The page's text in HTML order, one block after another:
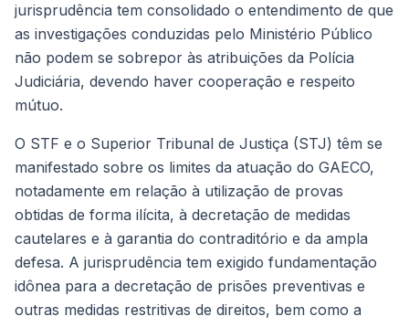
jurisprudência tem consolidado o entendimento de que
as investigações conduzidas pelo Ministério Público
não podem se sobrepor às atribuições da Polícia
Judiciária, devendo haver cooperação e respeito
mútuo.
O STF e o Superior Tribunal de Justiça (STJ) têm se
manifestado sobre os limites da atuação do GAECO,
notadamente em relação à utilização de provas
obtidas de forma ilícita, à decretação de medidas
cautelares e à garantia do contraditório e da ampla
defesa. A jurisprudência tem exigido fundamentação
idônea para a decretação de prisões preventivas e
outras medidas restritivas de direitos, bem como a